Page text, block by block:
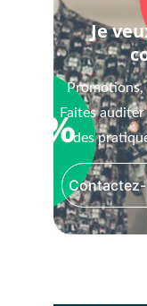
Mise en
assignation...
pour
Je
Promotions,
Faites
des